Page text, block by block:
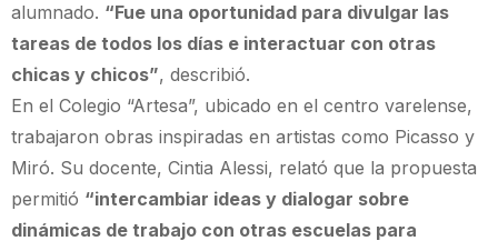
alumnado. “Fue una oportunidad para divulgar las
tareas de todos los días e interactuar con otras
chicas y chicos”, describió.
En el Colegio “Artesa”, ubicado en el centro varelense,
trabajaron obras inspiradas en artistas como Picasso y
Miró. Su docente, Cintia Alessi, relató que la propuesta
permitió “intercambiar ideas y dialogar sobre
dinámicas de trabajo con otras escuelas para